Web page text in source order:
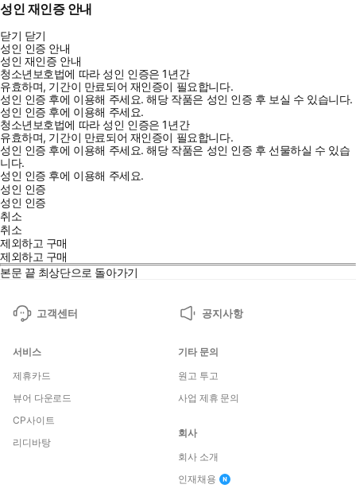
성인 재인증 안내
닫기 닫기
성인 인증 안내
성인 재인증 안내
청소년보호법에 따라 성인 인증은 1년간
유효하며, 기간이 만료되어 재인증이 필요합니다.
성인 인증 후에 이용해 주세요.해당 작품은 성인 인증 후 보실 수 있습니다.
성인 인증 후에 이용해 주세요.
청소년보호법에 따라 성인 인증은 1년간
유효하며, 기간이 만료되어 재인증이 필요합니다.
성인 인증 후에 이용해 주세요.해당 작품은 성인 인증 후 선물하실 수 있습
니다.
성인 인증 후에 이용해 주세요.
성인 인증
성인 인증
취소
취소
제외하고 구매
제외하고 구매
본문 끝 최상단으로 돌아가기
고객센터 공지사항
서비스
제휴카드
뷰어 다운로드
CP사이트
리디바탕
기타 문의
원고 투고
사업 제휴 문의
회사
회사 소개
인재채용